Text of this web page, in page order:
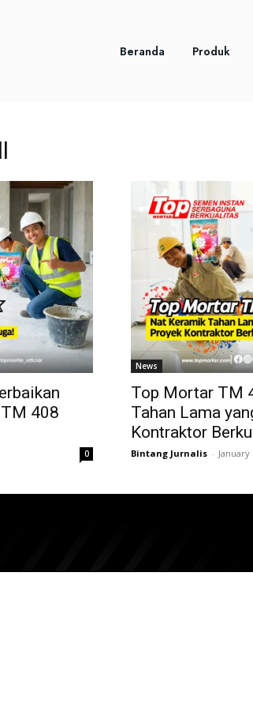
Beranda Produk
408
0
News
Top Mortar TM
Tahan Lama
Kontraktor
Bintang Jurnalis - January